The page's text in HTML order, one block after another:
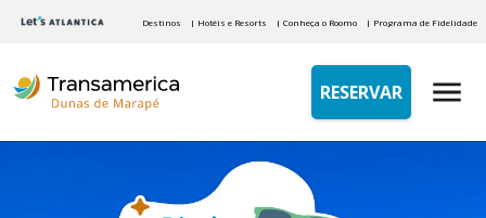
Destinos | Hotéis e Resorts | Conheça o Roomo | Programa de Fidelidade
RESERVAR